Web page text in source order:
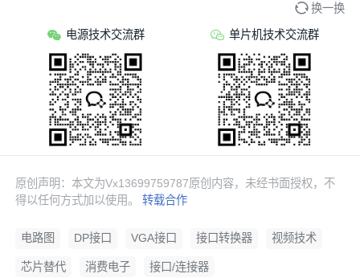
换一换
电源技术交流群 单片机技术交流群
原创声明：本文为Vx13699759787原创内容，未经书面授权，不
得以任何方式加以使用。转载合作
电路图 DP接口 VGA接口 接口转换器 视频技术
芯片替代 消费电子 接口/连接器